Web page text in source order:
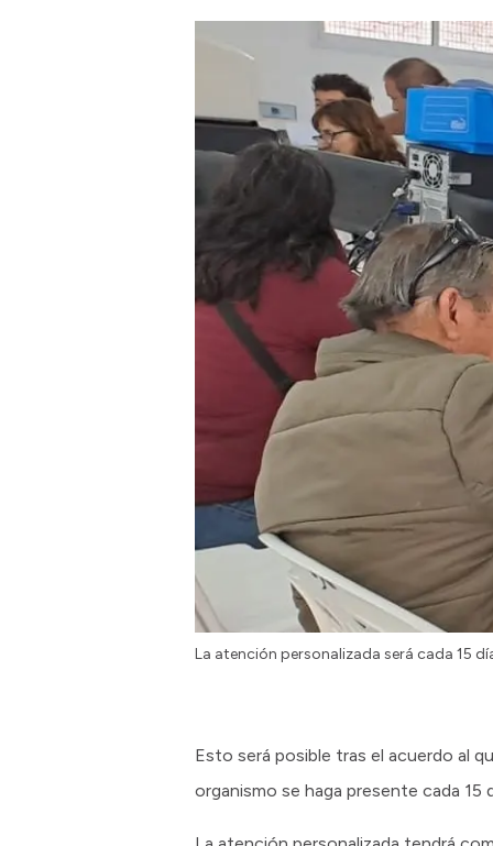
La atención personalizada será cada 15
Esto será posible tras el acuerdo al
organismo se haga presente cada 15